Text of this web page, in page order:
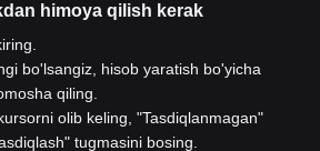
himoya qilish kerak
bo'lsangiz, hisob yaratish bo'yicha
qiling.
olib keling, "Tasdiqlanmagan"
tugmasini bosing.